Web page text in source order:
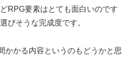
RPG要素はとても面白いのです
びそうな完成度です。
かかる内容というのもどうかと思